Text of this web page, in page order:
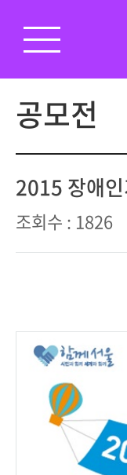
공모전
2015 장애
조회수 : 1826